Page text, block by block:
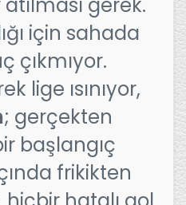
gerek.
için sahada
çıkmıyor.
lige ısınıyor,
; gerçekten
başlangıç
frikikten